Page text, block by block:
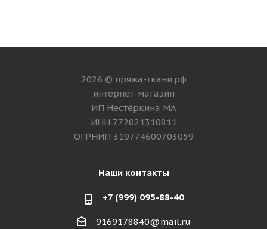
2026 © пряжа-ткани.рф
интернет-магазин
ИП Нестёркина МА
ИНН 772021310811
ОГРНИП 319774600703059
Наши контакты
+7 (999) 095-88-40
9169178840@mail.ru